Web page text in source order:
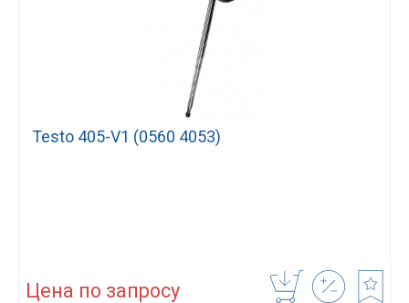
Testo 405-V1 (0560 4053)
Цена по запросу